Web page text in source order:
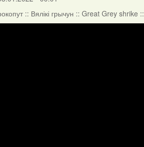
:: Вялікі грычун :: Great Grey shrike ::